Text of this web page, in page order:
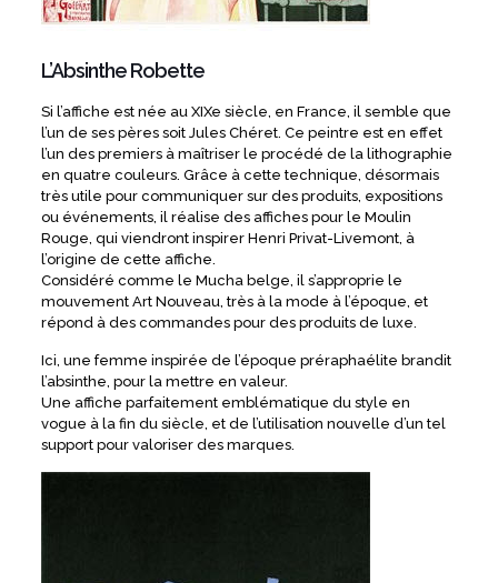
L’Absinthe Robette
Si l’affiche est née au XIXe siècle, en France, il semble que
l’un de ses pères soit Jules Chéret. Ce peintre est en effet
l’un des premiers à maîtriser le procédé de la lithographie
en quatre couleurs. Grâce à cette technique, désormais
très utile pour communiquer sur des produits, expositions
ou événements, il réalise des affiches pour le Moulin
Rouge, qui viendront inspirer Henri Privat-Livemont, à
l’origine de cette affiche.
Considéré comme le Mucha belge, il s’approprie le
mouvement Art Nouveau, très à la mode à l’époque, et
répond à des commandes pour des produits de luxe.
Ici, une femme inspirée de l’époque préraphaélite brandit
l’absinthe, pour la mettre en valeur.
Une affiche parfaitement emblématique du style en
vogue à la fin du siècle, et de l’utilisation nouvelle d’un tel
support pour valoriser des marques.